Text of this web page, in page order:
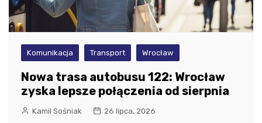
Komunikacja Transport Wrocław
Nowa trasa autobusu 122: Wrocław
zyska lepsze połączenia od sierpnia
Kamil Sośniak 26 lipca, 2026